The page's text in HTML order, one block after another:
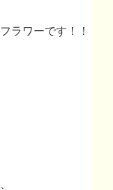
ラワーです！！